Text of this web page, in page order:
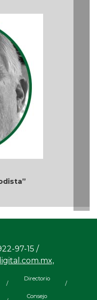
El debate de la
Audiencias
Ago 05, 2026 / 11:33 AM